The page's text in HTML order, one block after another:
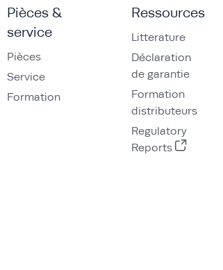
Pièces &
service
Pièces
Service
Formation
Ressources
Litterature
Déclaration
de garantie
Formation
distributeurs
Regulatory
Reports